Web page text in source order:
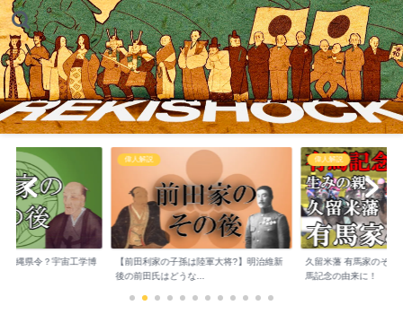
の子孫は陸軍大将?】明治維新
偉人解説
久留米藩 有馬家のその後 競馬の祭典 有
馬記念の由来に！
幕末 近代
井伊直弼死後
切るも子孫は